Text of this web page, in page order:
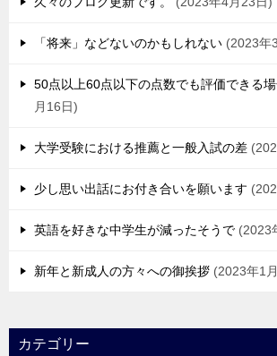
「将来」などないのかもしれない 2023年
50点以上60点以下の点数でも評価できる
月16日
大学受験における推薦と一般入試の差
少し思い出話にお付き合いを願います
英語を好きな中学生が減ったそうで 2023
新年と新成人の方々への御挨拶 2023年1
カテゴリー